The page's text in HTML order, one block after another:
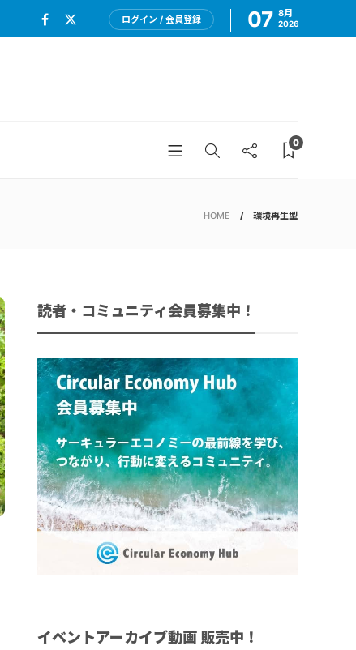
ログイン / 会員登録 07 8月
2026
0
HOME 環境再生型
読者・コミュニティ会員募集中！
イベントアーカイブ動画 販売中！